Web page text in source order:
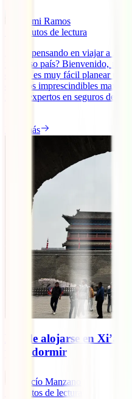
Domi Ramos
minutos de lectura
¿Estás pensando en viajar a
fabuloso país? Bienvenido,
que no es muy fácil planear una
destinos imprescindibles
IATI, expertos en seguros de
Leer más
Dónde alojarse en
para dormir
Rocío Manzano
minutos de lectura